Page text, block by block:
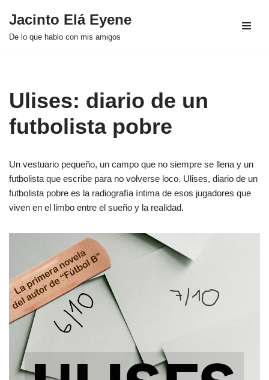
Saltar
Jacinto Elá Eyene
De lo que hablo con mis amigos
Ulises: diario de un
futbolista pobre
Un vestuario pequeño, un campo que no siempre se llena y un
futbolista que escribe para no volverse loco. Ulises, diario de un
futbolista pobre es la radiografía íntima de esos jugadores que
viven en el limbo entre el sueño y la realidad.